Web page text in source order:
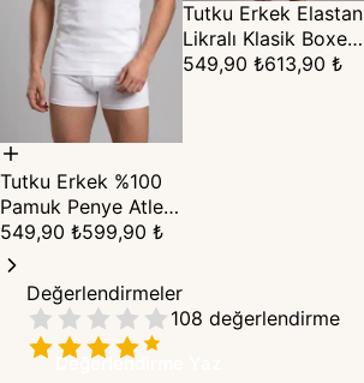
Tutku Erkek %100
Pamuk Penye Atlet
6'lı Paket - Beyaz
549,90 ₺599,90 ₺
Tutku Erkek Elastan
Likralı Klasik Boxer
6'lı Paket
549,90 ₺613,90 ₺
Değerlendirmeler
108 değerlendirme
Değerlendirme Yaz